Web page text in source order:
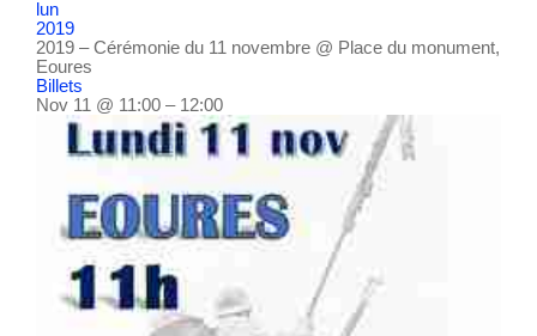
lun
2019
2019 – Cérémonie du 11 novembre @ Place du monument,
Eoures
Billets
Nov 11 @ 11:00 – 12:00